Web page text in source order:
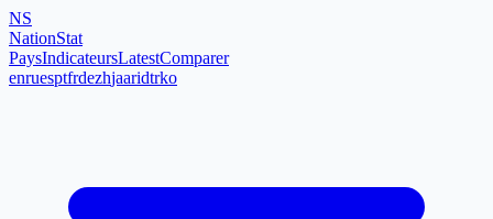
NS
NationStat
PaysIndicateursLatestComparer
enruesptfrdezhjaaridtrko